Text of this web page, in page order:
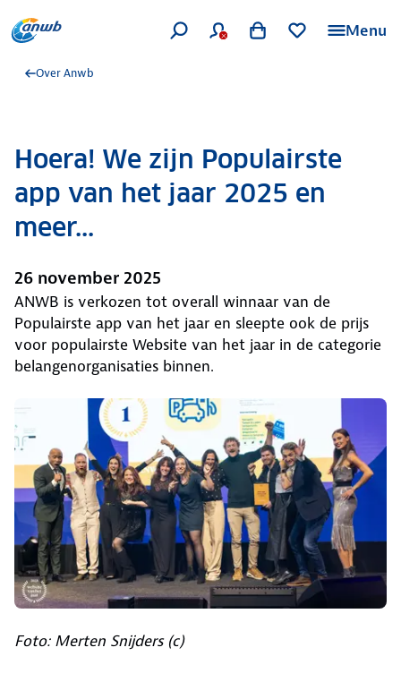
Menu
Over Anwb
Hoera! We zijn Populairste
app van het jaar 2025 en
meer...
26 november 2025
ANWB is verkozen tot overall winnaar van de
Populairste app van het jaar en sleepte ook de prijs
voor populairste Website van het jaar in de categorie
belangenorganisaties binnen.
Foto: Merten Snijders (c)